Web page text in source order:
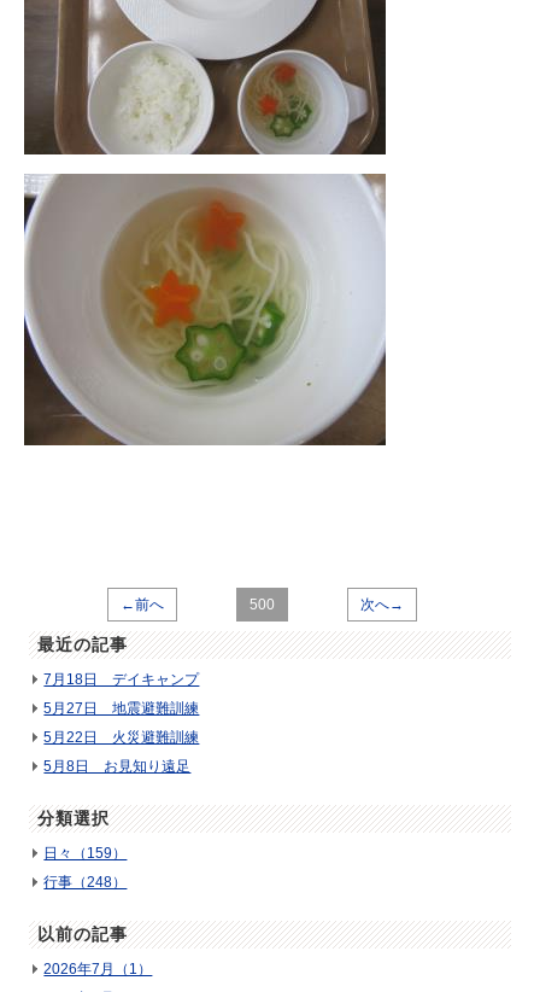
←前へ 500 次へ→
最近の記事
7月18日 デイキャンプ
5月27日 地震避難訓練
5月22日 火災避難訓練
5月8日 お見知り遠足
分類選択
日々（159）
行事（248）
以前の記事
2026年7月（1）